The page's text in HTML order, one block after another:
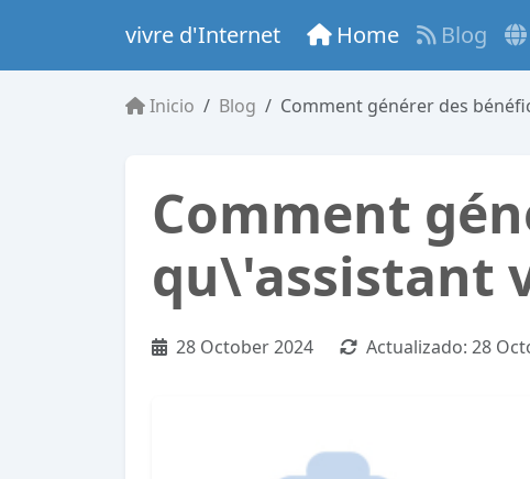
vivre d'Internet Home Blog
Inicio Blog Comment générer des
Comment
qu\'assistant
28 October 2024 Actualizado: 28